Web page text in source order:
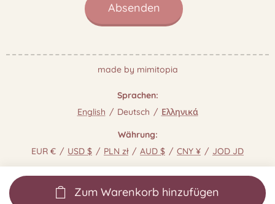
Zum Warenkorb hinzufügen
Absenden
made by mimitopia
Sprachen
English
Deutsch Ελληνικά
Währung
EUR €
USD $ PLN zł AUD $ CNY ¥ JOD JD